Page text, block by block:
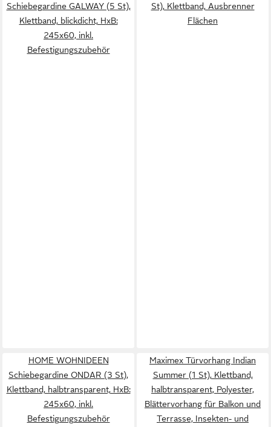
Schiebegardine GALWAY (5 St),
Klettband, blickdicht, HxB:
245x60, inkl.
Befestigungszubehör
St), Klettband, Ausbrenner
Flächen
HOME WOHNIDEEN
Schiebegardine ONDAR (3 St),
Klettband, halbtransparent, HxB:
245x60, inkl.
Befestigungszubehör
Maximex Türvorhang Indian
Summer (1 St), Klettband,
halbtransparent, Polyester,
Blättervorhang für Balkon und
Terrasse, Insekten- und